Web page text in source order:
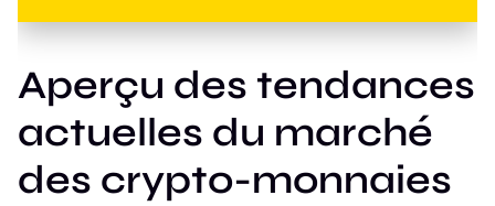
Aperçu des tendances
actuelles du marché
des crypto-monnaies